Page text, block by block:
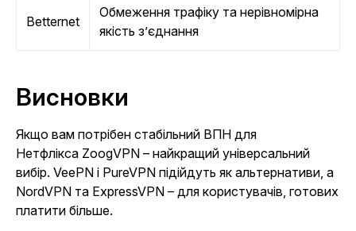
Betternet
Обмеження трафіку та нерівномірна
якість з’єднання
Висновки
Якщо вам потрібен стабільний ВПН для
Нетфлікса ZoogVPN – найкращий універсальний
вибір. VeePN і PureVPN підійдуть як альтернативи, а
NordVPN та ExpressVPN – для користувачів, готових
платити більше.